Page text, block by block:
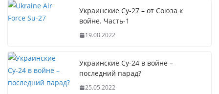
Украинские Су-27 – от Союза к
войне. Часть-1
19.08.2022
Украинские Су-24 в войне –
последний парад?
25.05.2022